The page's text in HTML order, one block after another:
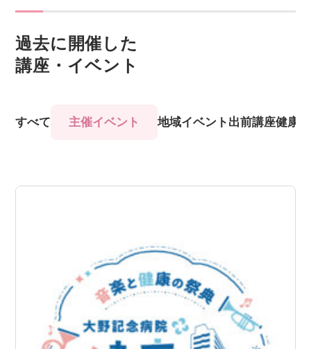
過去に開催した
講座・イベント
すべて 主催イベント 地域イベント 出前講座健康